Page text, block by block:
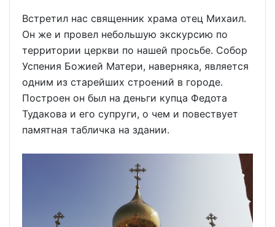
Встретил нас священник храма отец Михаил.
Он же и провел небольшую экскурсию по
территории церкви по нашей просьбе. Собор
Успения Божией Матери, наверняка, является
одним из старейших строений в городе.
Построен он был на деньги купца Федота
Тудакова и его супруги, о чем и повествует
памятная табличка на здании.